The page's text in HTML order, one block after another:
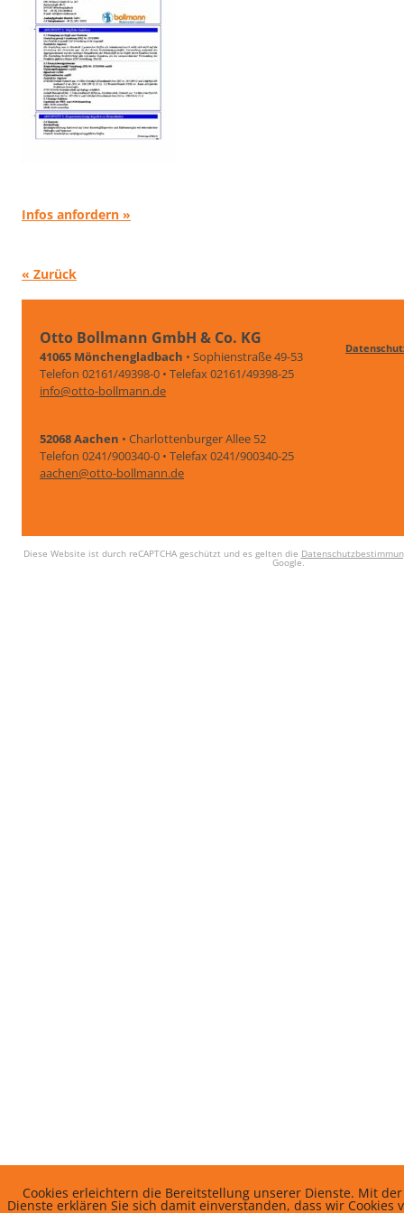
Infos anfordern »
« Zurück
Otto Bollmann GmbH & Co. KG
41065 Mönchengladbach • Sophienstraße 49-53
Telefon 02161/49398-0 • Telefax 02161/49398-25
info@otto-bollmann.de
52068 Aachen • Charlottenburger Allee 52
Telefon 0241/900340-0 • Telefax 0241/900340-25
aachen@otto-bollmann.de
Diese Website ist durch reCAPTCHA geschützt und es gelten die
Google.
Cookies erleichtern die Bereitstellung unserer Dienste. Mit
Dienste erklären Sie sich damit einverstanden, dass wir Cookies